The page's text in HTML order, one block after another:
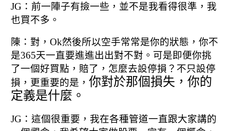
JG ：前一陣子有撿一些， 並不是我看得很準，我
也買不多。
陳：對，Ok然後所以空手常常是你的狀態， 你不
是365天一直要進進出出對不對。 可是即便你挑
了一個好買點， 賠了，怎麼去設停損？ 不只設停
損，更重要的是， 你對於那個損失，你的
定義是什麼。
JG：這個很重要，我在各種管道一直跟大家講的